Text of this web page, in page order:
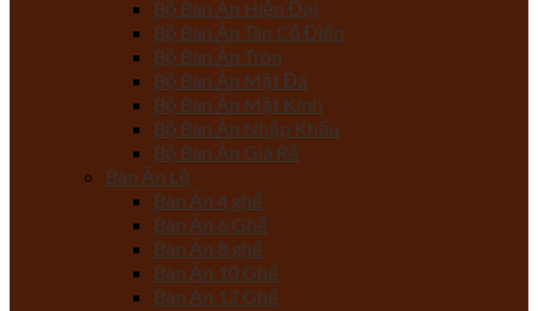
Bộ Bàn Ăn Hiện Đại
Bộ Bàn Ăn Tân Cổ Điển
Bộ Bàn Ăn Tròn
Bộ Bàn Ăn Mặt Đá
Bộ Bàn Ăn Mặt Kính
Bộ Bàn Ăn Nhập Khẩu
Bộ Bàn Ăn Giá Rẻ
Bàn Ăn Lẻ
Bàn Ăn 4 ghế
Bàn Ăn 6 Ghế
Bàn Ăn 8 ghế
Bàn Ăn 10 Ghế
Bàn Ăn 12 Ghế